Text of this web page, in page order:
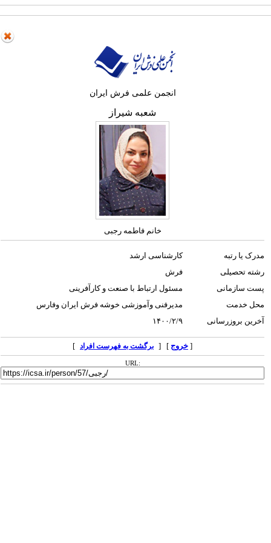
انجمن علمی فرش ایران
شعبه شیراز
خانم فاطمه رجبی
مدرک یا رتبه
کارشناسی ارشد
رشته تحصیلی
فرش
پست سازمانی
مسئول ارتباط با صنعت و کارآفرینی
محل خدمت
مدیرفنی وآموزشی خوشه فرش ایران وفارس
آخرین بروزرسانی
۱۴۰۰/۲/۹
خروج] [ برگشت به فهرست افراد ]
URL: